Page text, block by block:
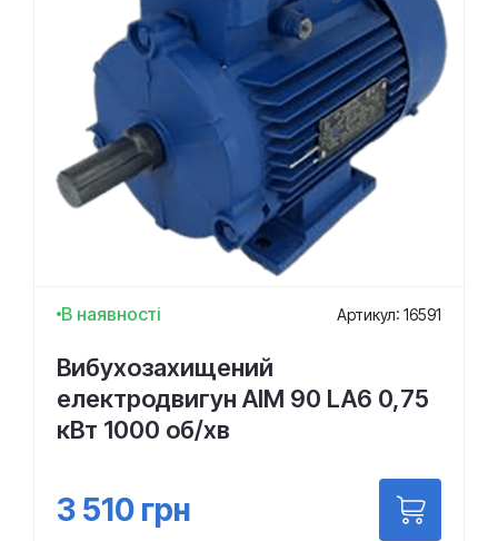
В наявності Артикул: 16591
Вибухозахищений
електродвигун АІМ 90 LA6 0,75
кВт 1000 об/хв
3 510 грн